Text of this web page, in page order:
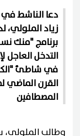
دعا الناشط
زياد الملولي،
برنامج "منك
التدخل العاجل
في شاطئ
القرن الماضي
المصطافين
وطالب الملولي،